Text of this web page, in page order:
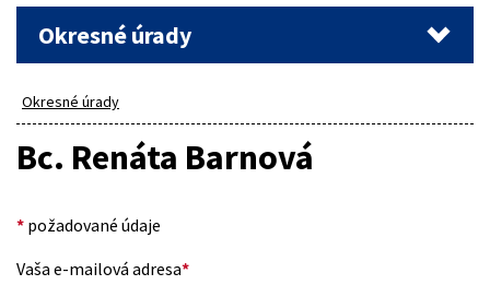
Okresné úrady
Okresné úrady
Bc. Renáta Barnová
* požadované údaje
Vaša e-mailová adresa*